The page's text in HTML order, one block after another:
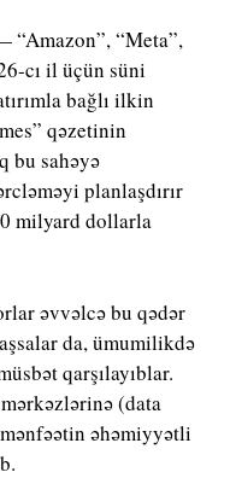
“Amazon”, “Meta”,
cı il üçün süni
bağlı ilkin
qəzetinin
bu sahəyə
planlaşdırır
milyard dollarla
əvvəlcə bu qədər
da, ümumilikdə
qarşılayıblar.
(data
əhəmiyyətli